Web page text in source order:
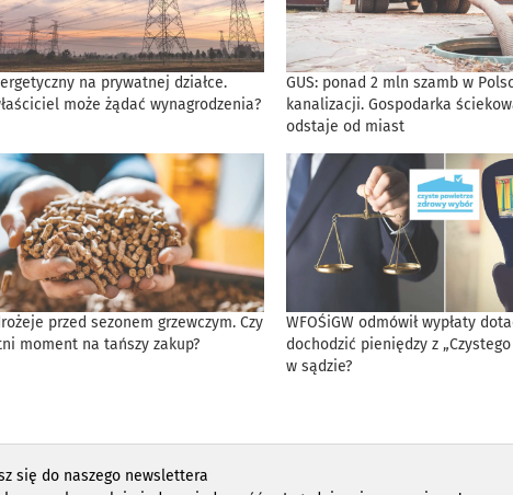
na prywatnej działce.
może żądać wynagrodzenia?
GUS: ponad 2 mln szamb w
kanalizacji. Gospodarka
odstaje od miast
przed sezonem grzewczym. Czy
moment na tańszy zakup?
WFOŚiGW odmówił wypłaty
dochodzić pieniędzy z
w sądzie?
się do naszego newslettera